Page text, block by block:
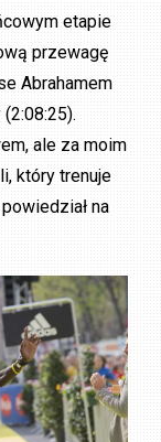
etapie
przewagę
Abrahamem
ale za moim
który trenuje
na